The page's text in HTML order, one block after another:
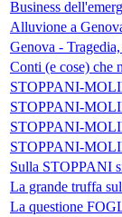
Business
Alluvione a
Genova -
Conti (e cose)
STOPPANI-
STOPPANI-
STOPPANI-
STOPPANI-
Sulla STOPPANI
La grande truffa
La questione